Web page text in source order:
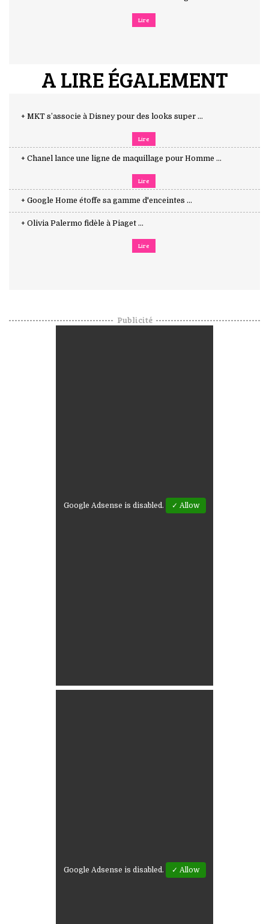
Lire
A LIRE ÉGALEMENT
+ MKT s’associe à Disney pour des looks super ...
Lire
+ Chanel lance une ligne de maquillage pour Homme ...
Lire
+ Google Home étoffe sa gamme d'enceintes ...
+ Olivia Palermo fidèle à Piaget ...
Lire
Publicité
Google Adsense is disabled. ✓ Allow
Google Adsense is disabled. ✓ Allow